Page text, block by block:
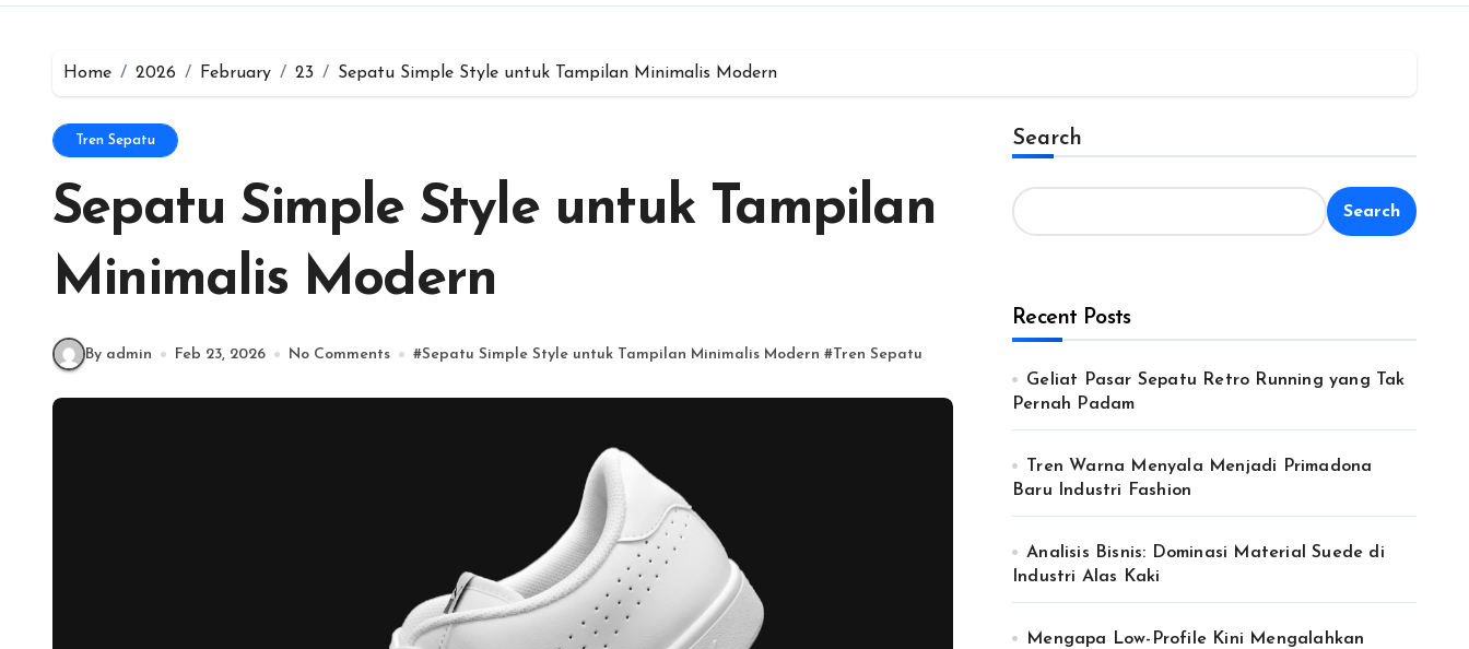
Home 2026 February 23 Sepatu Simple Style untuk Tampilan Minimalis Modern
Tren Sepatu
Sepatu Simple Style untuk Tampilan
Minimalis Modern
By admin Feb 23, 2026 No Comments #Sepatu Simple Style untuk Tampilan Minimalis Modern #Tren Sepatu
Search
Search
Recent Posts
Geliat Pasar Sepatu Retro Running yang Tak
Pernah Padam
Tren Warna Menyala Menjadi Primadona
Baru Industri Fashion
Analisis Bisnis: Dominasi Material Suede di
Industri Alas Kaki
Mengapa Low-Profile Kini Mengalahkan